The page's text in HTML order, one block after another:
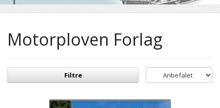
Motorploven Forlag
Filtre